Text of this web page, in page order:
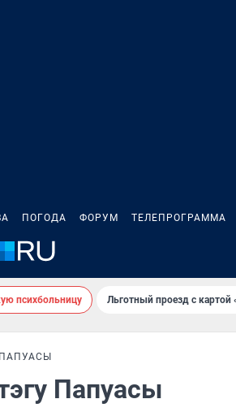
ПОГОДА ФОРУМ ТЕЛЕПРОГРАММА
психбольницу Льготный проезд с картой
ПАПУАСЫ
Папуасы